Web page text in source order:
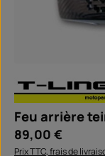
Feu arrière
Prix régulier :
89,00 €
Prix TTC, frais de